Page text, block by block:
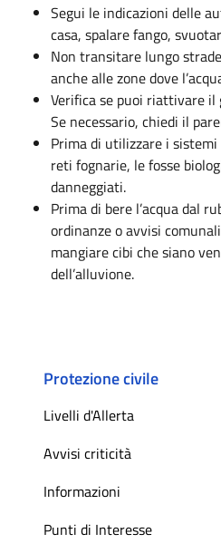
Segui le indicazioni delle
casa, spalare fango,
Non transitare lungo
anche alle zone dove
Verifica se puoi riattivare il
Se necessario, chiedi il
Prima di utilizzare i
reti fognarie, le fosse
danneggiati.
Prima di bere l’acqua dal
ordinanze o avvisi
mangiare cibi che siano
dell’alluvione.
Protezione civile
Livelli d'Allerta
Avvisi criticità
Informazioni
Punti di Interesse